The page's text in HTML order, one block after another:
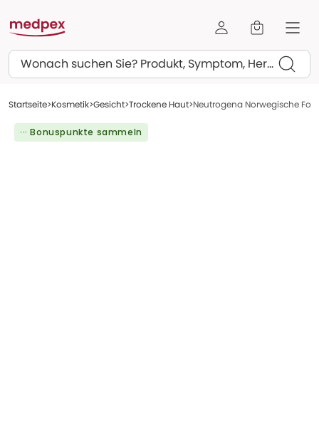
Suchen
Startseite Kosmetik Gesicht Trockene Haut Neutrogena Norwegische
··· Bonuspunkte sammeln